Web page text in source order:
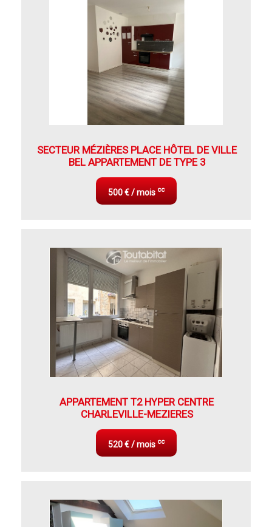
SECTEUR MÉZIÈRES PLACE HÔTEL DE VILLE
BEL APPARTEMENT DE TYPE 3
500 € / mois cc
APPARTEMENT T2 HYPER CENTRE
CHARLEVILLE-MEZIERES
520 € / mois cc